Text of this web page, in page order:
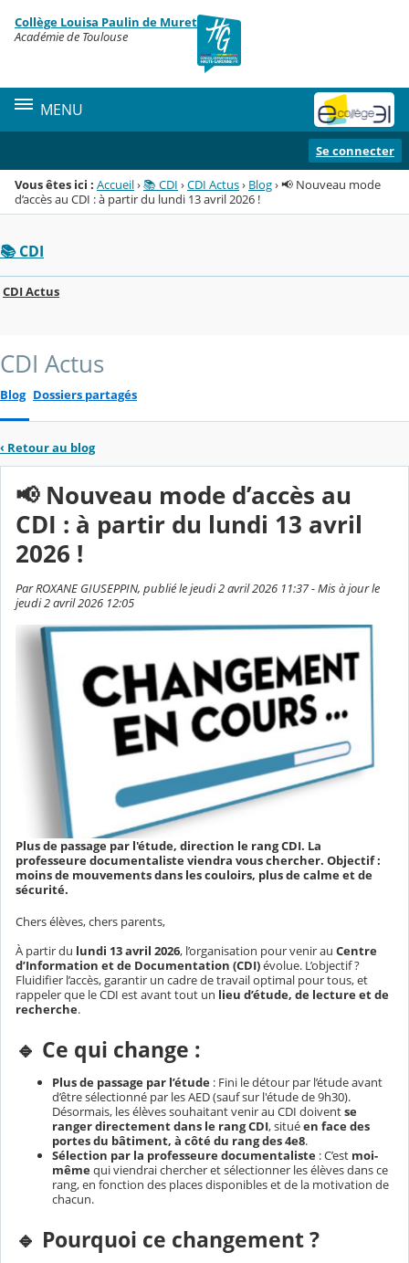
Menu de la rubrique
Contenu
Collège Louisa Paulin de Muret
Académie de Toulouse
MENU
Se connecter
Vous êtes ici : Accueil›📚 CDI ›CDI Actus› Blog›📢 Nouveau mode
d’accès au CDI : à partir du lundi 13 avril 2026 !
📚 CDI
CDI Actus
CDI Actus
Blog Dossiers partagés
‹ Retour au blog
📢 Nouveau mode d’accès au
CDI : à partir du lundi 13 avril
2026 !
Par ROXANE GIUSEPPIN, publié le jeudi 2 avril 2026 11:37 - Mis à jour le
jeudi 2 avril 2026 12:05
Plus de passage par l'étude, direction le rang CDI. La
professeure documentaliste viendra vous chercher. Objectif :
moins de mouvements dans les couloirs, plus de calme et de
sécurité.
Chers élèves, chers parents,
À partir du lundi 13 avril 2026, l’organisation pour venir au Centre
d’Information et de Documentation (CDI)évolue. L’objectif ?
Fluidifier l’accès, garantir un cadre de travail optimal pour tous, et
rappeler que le CDI est avant tout un lieu d’étude, de lecture et de
recherche.
🔹 Ce qui change :
Plus de passage par l’étude : Fini le détour par l’étude avant
d’être sélectionné par les AED (sauf sur l'étude de 9h30).
Désormais, les élèves souhaitant venir au CDI doiventse
ranger directement dans le rang CDI, situéen face des
portes du bâtiment, à côté du rang des 4e8.
Sélection par la professeure documentaliste : C’est moi-
mêmequi viendrai chercher et sélectionner les élèves dans ce
rang, en fonction des places disponibles et de la motivation de
chacun.
🔹 Pourquoi ce changement ?